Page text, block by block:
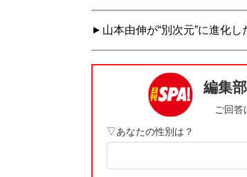
山本由伸が“別次元”に進化